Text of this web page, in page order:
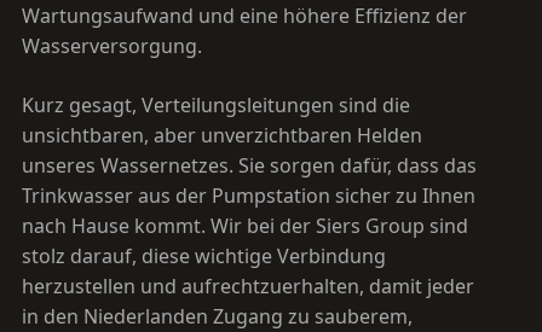
Wartungsaufwand und eine höhere Effizienz der
Wasserversorgung.
Kurz gesagt, Verteilungsleitungen sind die
unsichtbaren, aber unverzichtbaren Helden
unseres Wassernetzes. Sie sorgen dafür, dass das
Trinkwasser aus der Pumpstation sicher zu Ihnen
nach Hause kommt. Wir bei der Siers Group sind
stolz darauf, diese wichtige Verbindung
herzustellen und aufrechtzuerhalten, damit jeder
in den Niederlanden Zugang zu sauberem,